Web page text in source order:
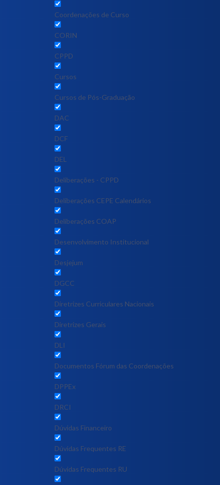
Coordenações de Curso
CORIN
CPPD
Cursos
Cursos de Pós-Graduação
DAC
DCF
DEL
Deliberações - CPPD
Deliberações CEPE Calendários
Deliberações COAP
Desenvolvimento Institucional
Desjejum
DGCC
Diretrizes Curriculares Nacionais
Diretrizes Gerais
DLI
Documentos Fórum das Coordenações
DPPEx
DRCI
Dúvidas Financeiro
Dúvidas Frequentes RE
Dúvidas Frequentes RU